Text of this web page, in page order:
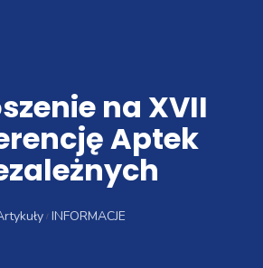
na XVII
Aptek
INFORMACJE